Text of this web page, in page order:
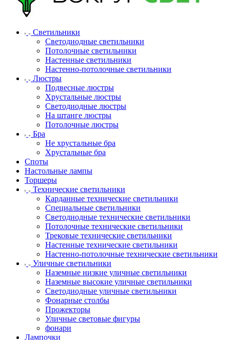
Светильники
Светодиодные светильники
Потолочные светильники
Настенные светильники
Настенно-потолочные светильники
Люстры
Подвесные люстры
Хрустальные люстры
Светодиодные люстры
На штанге люстры
Потолочные люстры
Бра
Не хрустальные бра
Хрустальные бра
Споты
Настольные лампы
Торшеры
Технические светильники
Карданные технические светильники
Специальные светильники
Светодиодные технические светильники
Потолочные технические светильники
Трековые технические светильники
Настенные технические светильники
Настенно-потолочные технические светильники
Уличные светильники
Наземные низкие уличные светильники
Наземные высокие уличные светильники
Светодиодные уличные светильники
Фонарные столбы
Прожекторы
Уличные световые фигуры
фонари
Лампочки